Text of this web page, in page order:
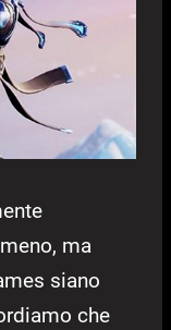
ma
siano
che